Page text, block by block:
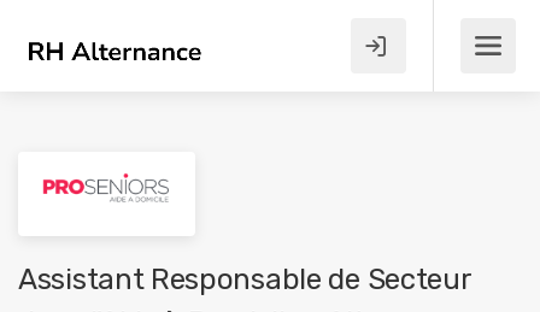
Assistant Responsable de Secteur